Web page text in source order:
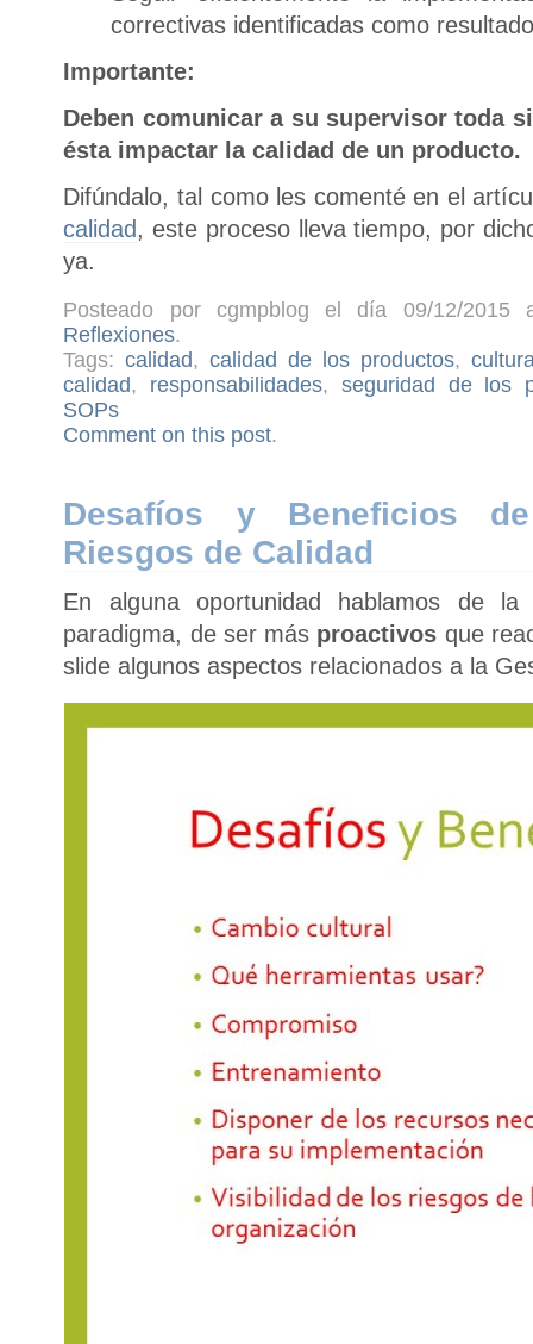
correctivas identificadas como
Importante:
Deben comunicar a su supervisor toda
ésta impactar la calidad de un producto.
Difúndalo, tal como les comenté en el
calidad, este proceso lleva tiempo, por
ya.
Posteado por cgmpblog el día 09/12/
Reflexiones.
Tags:calidad,calidad de los productos,
calidad, responsabilidades, seguridad de los
SOPs
Comment on this post.
Desafíos y Beneficios
Riesgos de Calidad
En alguna oportunidad hablamos de
paradigma, de ser más proactivos que
slide algunos aspectos relacionados a la